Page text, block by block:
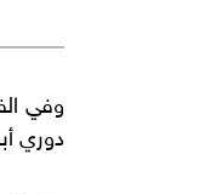
دوري